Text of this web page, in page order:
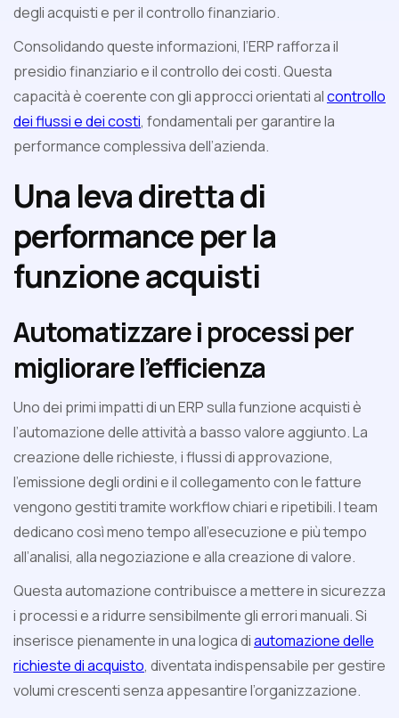
degli acquisti e per il controllo finanziario.
Consolidando queste informazioni, l’ERP rafforza il
presidio finanziario e il controllo dei costi. Questa
capacità è coerente con gli approcci orientati alcontrollo
dei flussi e dei costi, fondamentali per garantire la
performance complessiva dell’azienda.
Una leva diretta di
performance per la
funzione acquisti
Automatizzare i processi per
migliorare l’efficienza
Uno dei primi impatti di un ERP sulla funzione acquisti è
l’automazione delle attività a basso valore aggiunto. La
creazione delle richieste, i flussi di approvazione,
l’emissione degli ordini e il collegamento con le fatture
vengono gestiti tramite workflow chiari e ripetibili. I team
dedicano così meno tempo all’esecuzione e più tempo
all’analisi, alla negoziazione e alla creazione di valore.
Questa automazione contribuisce a mettere in sicurezza
i processi e a ridurre sensibilmente gli errori manuali. Si
inserisce pienamente in una logica diautomazione delle
richieste di acquisto, diventata indispensabile per gestire
volumi crescenti senza appesantire l’organizzazione.